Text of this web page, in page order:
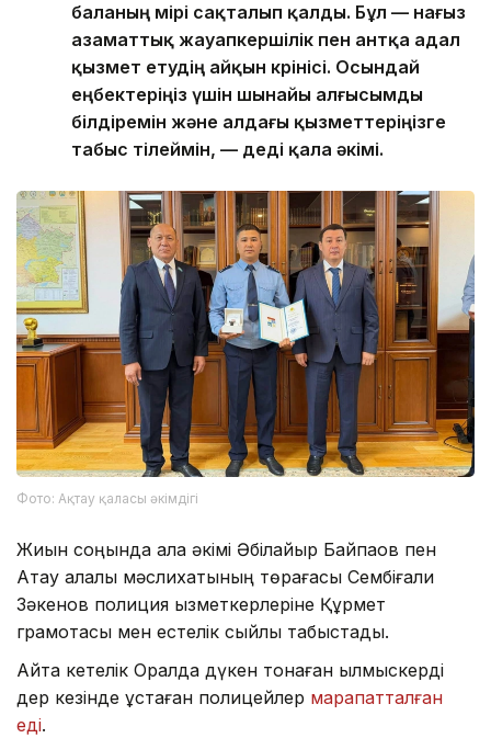
баланың өмірі сақталып қалды. Бұл — нағыз
азаматтық жауапкершілік пен антқа адал
қызмет етудің айқын көрінісі. Осындай
еңбектеріңіз үшін шынайы алғысымды
білдіремін және алдағы қызметтеріңізге
табыс тілеймін, — деді қала әкімі.
Фото: Ақтау қаласы әкімдігі
Жиын соңында қала әкімі Әбілқайыр Байпақов пен
Ақтау қалалық мәслихатының төрағасы Сембіғали
Зәкенов полиция қызметкерлеріне Құрмет
грамотасы мен естелік сыйлық табыстады.
Айта кетелік Оралда дүкен тонаған қылмыскерді
дер кезінде ұстаған полицейлер марапатталған
еді.